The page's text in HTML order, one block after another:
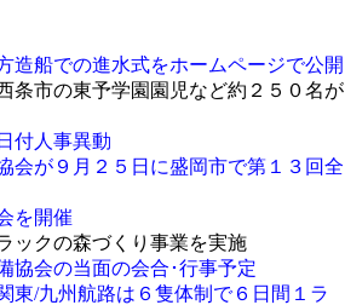
造船での進水式をホームページで公開
条市の東予学園園児など約２５０名が
付人事異動
会が９月２５日に盛岡市で第１３回全
を開催
ックの森づくり事業を実施
協会の当面の会合･行事予定
東/九州航路は６隻体制で６日間１ラ